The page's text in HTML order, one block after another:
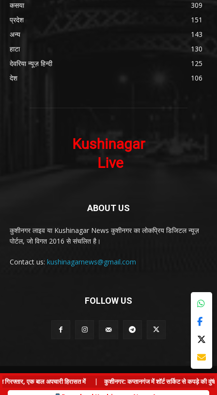
कसया
309
प्रदेश
151
अन्य
143
हाटा
130
देवरिया न्यूज़ हिन्दी
125
देश
106
ABOUT US
कुशीनगर लाइव या Kushinagar News कुशीनगर का लोकप्रिय डिजिटल न्यूज़
पोर्टल, जो विगत 2016 से संचलित है।
Contact us: kushinagarnews@gmail.com
FOLLOW US
© Kushinagar Live - 2022 ×
एक बाल अपचारी हिरासत में |
कुशीनगर: कप्तानगंज में शॉर्ट सर्किट से कपड़े की दुकान